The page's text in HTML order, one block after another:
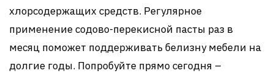
хлорсодержащих средств. Регулярное
применение содово-перекисной пасты раз в
месяц поможет поддерживать белизну мебели на
долгие годы. Попробуйте прямо сегодня –